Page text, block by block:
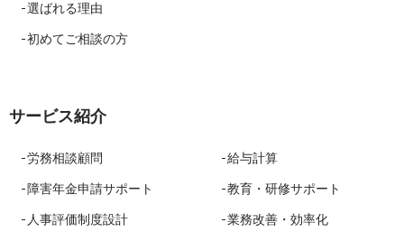
選ばれる理由
初めてご相談の方
サービス紹介
労務相談顧問
障害年金申請サポート
人事評価制度設計
給与計算
教育・研修サポート
業務改善・効率化